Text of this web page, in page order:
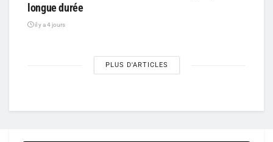
longue durée
il y a 4 jours
PLUS D'ARTICLES